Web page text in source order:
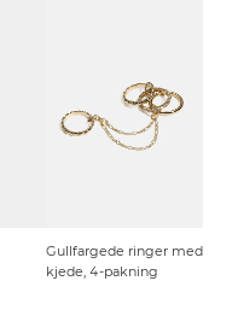
Gullfargede ringer med
kjede, 4-pakning